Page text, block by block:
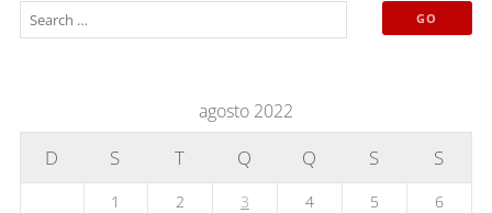
agosto 2022
D S T Q Q S S
1 2 3 4 5
6